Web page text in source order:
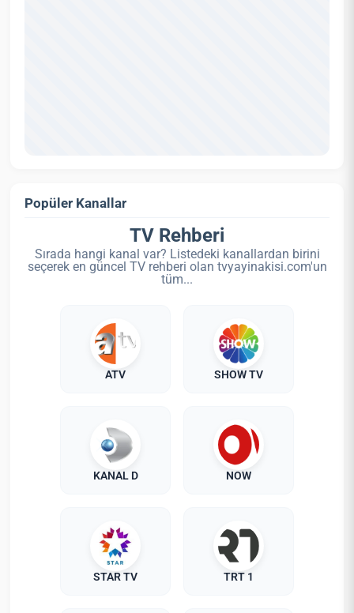
Popüler Kanallar
TV Rehberi
Sırada hangi kanal var? Listedeki kanallardan birini
seçerek en güncel TV rehberi olan tvyayinakisi.com'un
tüm...
ATV SHOW TV
KANAL D NOW
STAR TV TRT 1